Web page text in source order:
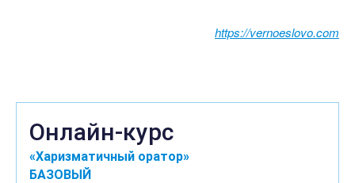
https://vernoeslovo.com
Онлайн-курс
«Харизматичный оратор»
БАЗОВЫЙ